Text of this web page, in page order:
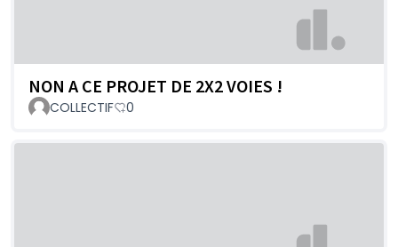
NON A CE PROJET DE 2X2 VOIES !
COLLECTIF 0